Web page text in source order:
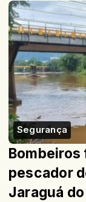
Segurança
pescador
Jaraguá